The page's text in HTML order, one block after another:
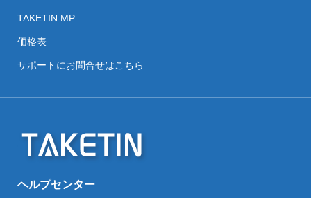
TAKETIN MP
価格表
サポートにお問合せはこちら
ヘルプセンター